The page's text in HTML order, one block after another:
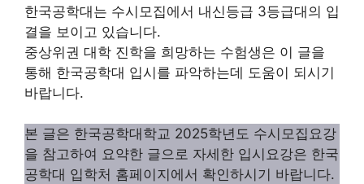
한국공학대는 수시모집에서 내신등급 3등급대의 입
결을 보이고 있습니다.
중상위권 대학 진학을 희망하는 수험생은 이 글을
통해 한국공학대 입시를 파악하는데 도움이 되시기
바랍니다.
본 글은 한국공학대학교 2025학년도 수시모집요강
을 참고하여 요약한 글으로 자세한 입시요강은 한국
공학대 입학처 홈페이지에서 확인하시기 바랍니다.